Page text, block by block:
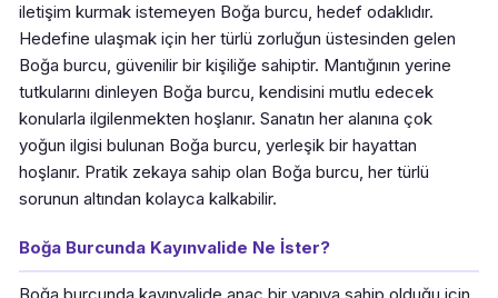
iletişim kurmak istemeyen Boğa burcu, hedef odaklıdır.
Hedefine ulaşmak için her türlü zorluğun üstesinden gelen
Boğa burcu, güvenilir bir kişiliğe sahiptir. Mantığının yerine
tutkularını dinleyen Boğa burcu, kendisini mutlu edecek
konularla ilgilenmekten hoşlanır. Sanatın her alanına çok
yoğun ilgisi bulunan Boğa burcu, yerleşik bir hayattan
hoşlanır. Pratik zekaya sahip olan Boğa burcu, her türlü
sorunun altından kolayca kalkabilir.
Boğa Burcunda Kayınvalide Ne İster?